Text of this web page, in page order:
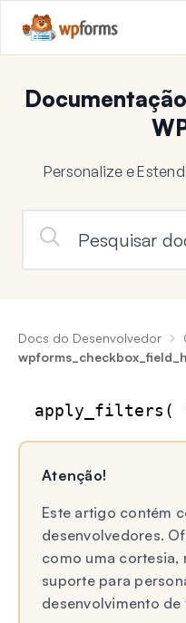
Personalize e
Docs do Desenvolvedor
apply_filters(
Atenção!
Este artigo contém
desenvolvedores.
como uma cortesia,
suporte para
desenvolvimento de